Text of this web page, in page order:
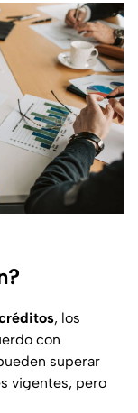
, los
con
superar
vigentes, pero